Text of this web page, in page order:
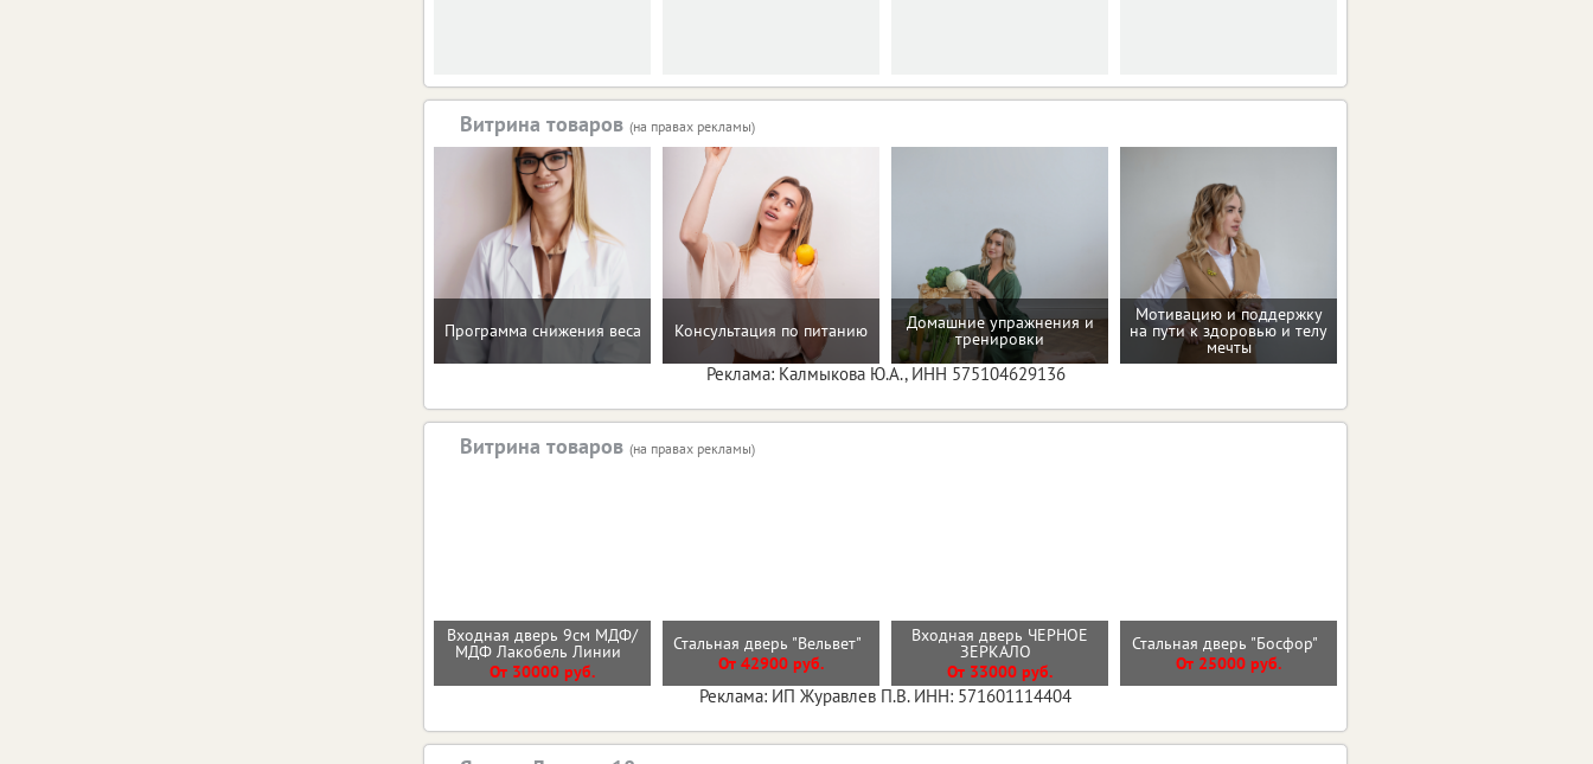
Витрина товаров (на правах рекламы)
Программа снижения веса Консультация по питанию Домашние упражнения и
тренировки
Мотивацию и поддержку
на пути к здоровью и телу
мечты
Реклама: Калмыкова Ю.А., ИНН 575104629136
Витрина товаров (на правах рекламы)
Входная дверь 9см МДФ/
МДФ Лакобель Линии
От 30000 руб.
Стальная дверь "Вельвет"
От 42900 руб.
Входная дверь ЧЕРНОЕ
ЗЕРКАЛО
От 33000 руб.
Стальная дверь "Босфор"
От 25000 руб.
Реклама: ИП Журавлев П.В. ИНН: 571601114404